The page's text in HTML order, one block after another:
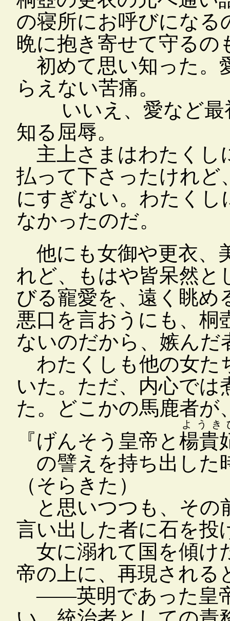
の寝所にお呼びになる
晩に抱き寄せて守るの
初めて思い知った。
らえない苦痛。
いいえ、愛など最
知る屈辱。
主上さまはわたくし
払って下さったけれど
にすぎない。わたく
なかったのだ。
他にも女御や更衣、
れど、もはや皆呆然と
びる寵愛を、遠く眺め
悪口を言おうにも、桐
ないのだから、嫉んだ
わたくしも他の女た
いた。ただ、内心では
た。どこかの馬鹿者が
『げんそう皇帝と 楊貴
ようき
の譬えを持ち出した
（そらきた）
と思いつつも、その
言い出した者に石を投
女に溺れて国を傾け
帝の上に、再現される
――英明であった皇